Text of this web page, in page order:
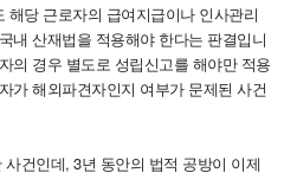
당 근로자의 급여지급이나 인사관리
내 산재법을 적용해야 한다는 판결입니
의 경우 별도로 성립신고를 해야만 적용
가 해외파견자인지 여부가 문제된 사건
건인데, 3년 동안의 법적 공방이 이제